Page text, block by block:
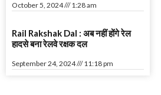
October 5, 2024 1:28 am
Rail Rakshak Dal : अब नहीं होंगे रेल
हादसे बना रेलवे रक्षक दल
September 24, 2024 11:18 pm